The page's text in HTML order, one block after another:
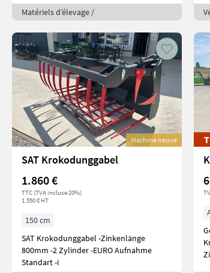
Matériels d’élevage /
Machine neuve
SAT Krokodunggabel
1.860 €
TTC (TVA incluse 20%)
1.550 € HT
150 cm
SAT Krokodunggabel -Zinkenlänge
800mm -2 Zylinder -EURO Aufnahme
Standart -i